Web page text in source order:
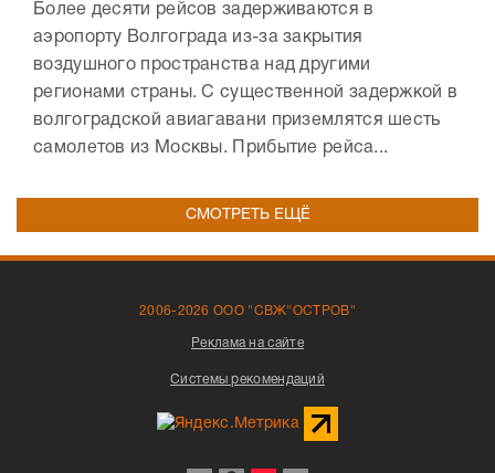
Более десяти рейсов задерживаются в
аэропорту Волгограда из-за закрытия
воздушного пространства над другими
регионами страны. С существенной задержкой в
волгоградской авиагавани приземлятся шесть
самолетов из Москвы. Прибытие рейса...
СМОТРЕТЬ ЕЩЁ
2006-2026 ООО "СВЖ"ОСТРОВ"
Реклама на сайте
Системы рекомендаций